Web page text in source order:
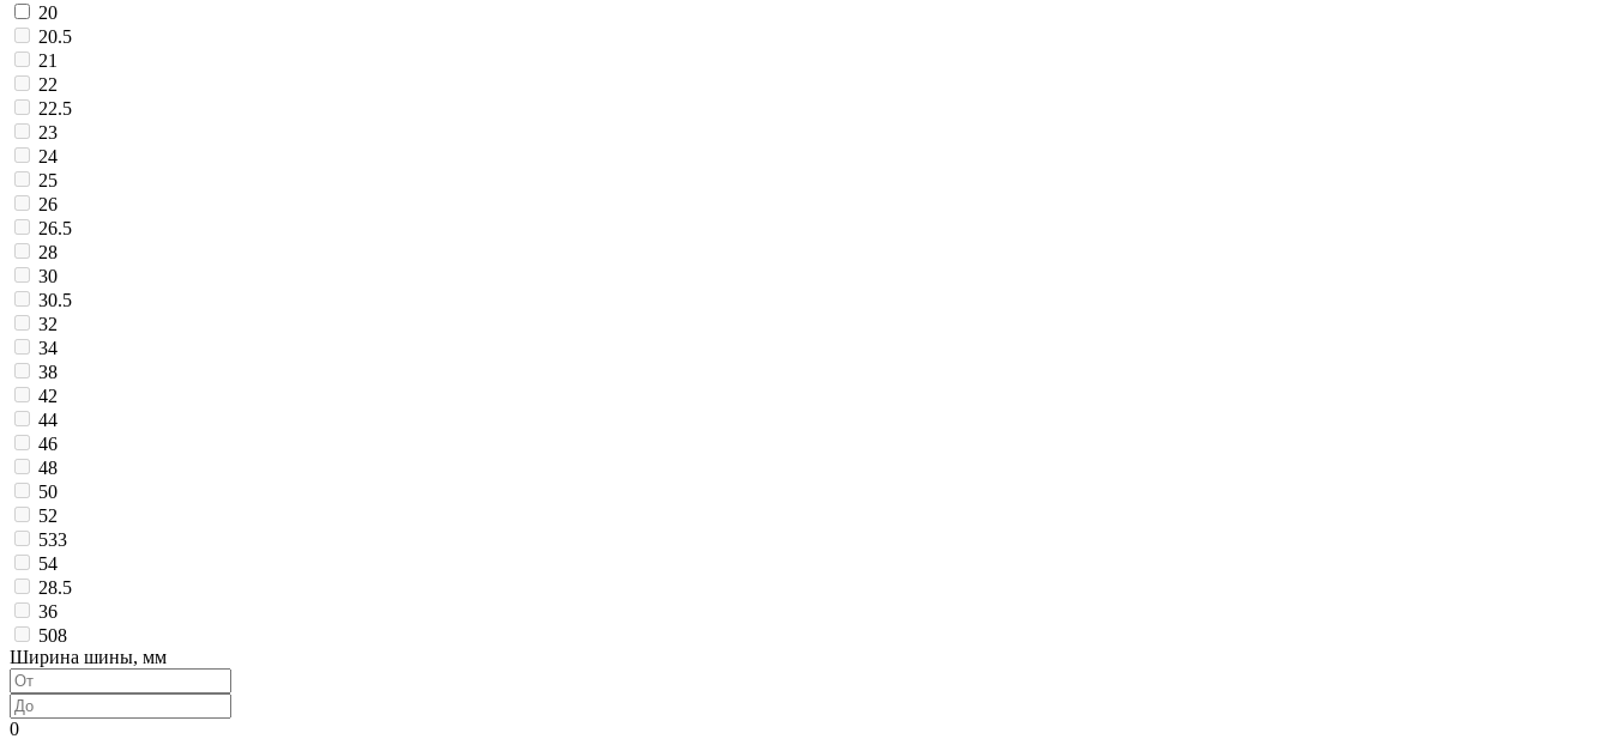
20
20.5
21
22
22.5
23
24
25
26
26.5
28
30
30.5
32
34
38
42
44
46
48
50
52
533
54
28.5
36
508
Ширина шины, мм
0